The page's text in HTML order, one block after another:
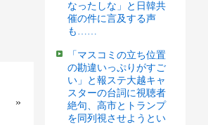
»
なったしな」と日韓共
催の件に言及する声
も……
「マスコミの立ち位置
の勘違いっぷりがすご
い」と報ステ大越キャ
スターの台詞に視聴者
絶句、高市とトランプ
を同列視させようとい